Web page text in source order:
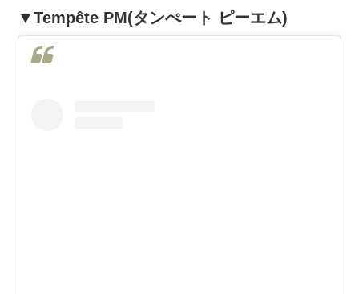
▼Tempête PM(タンぺート ピーエム)